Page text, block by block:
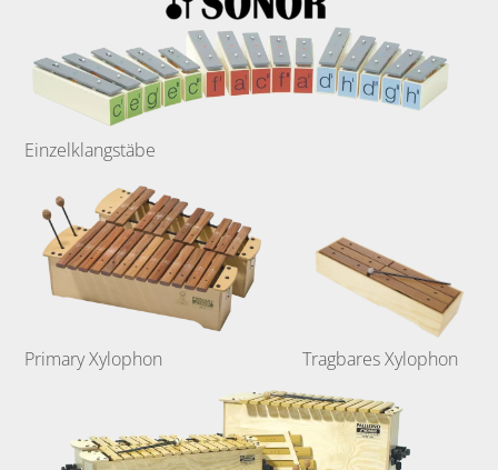
Einzelklangstäbe
Primary Xylophon Tragbares Xylophon